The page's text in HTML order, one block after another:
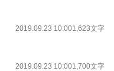
2019.09.23 10:001,623文字
2019.09.23 10:001,700文字